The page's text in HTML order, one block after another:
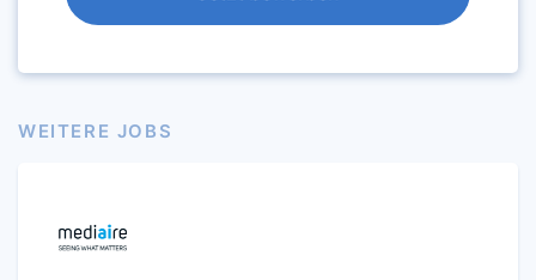
WEITERE JOBS